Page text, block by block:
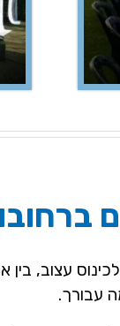
עצוב,
עבורך.